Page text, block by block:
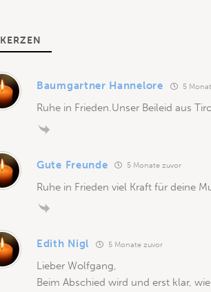
KERZEN
Baumgartner Hannelore 5
Ruhe in Frieden.Unser Beileid aus
Gute Freunde 5 Monate zuvor
Ruhe in Frieden viel Kraft für deine
Edith Nigl 5 Monate zuvor
Lieber Wolfgang,
Beim Abschied wird und erst klar,